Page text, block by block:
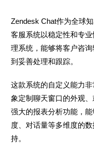
Zendesk Chat作为全球
客服系统以稳定性和专
理系统，能够将客户咨
到妥善处理和跟踪。
这款系统的自定义能力
象定制聊天窗口的外观
强大的报表分析功能，
度、对话量等多维度的
持。